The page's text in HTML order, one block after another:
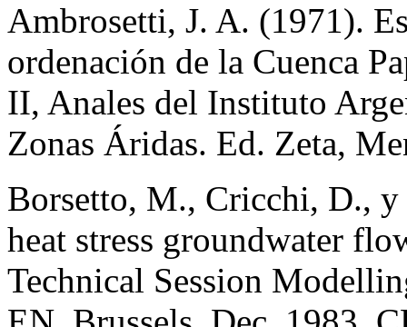
Ambrosetti, J. A. (1971).
ordenación de la Cuenca
II, Anales del Instituto
Zonas Áridas. Ed. Zeta,
Borsetto, M., Cricchi, D.,
heat stress groundwater
Technical Session